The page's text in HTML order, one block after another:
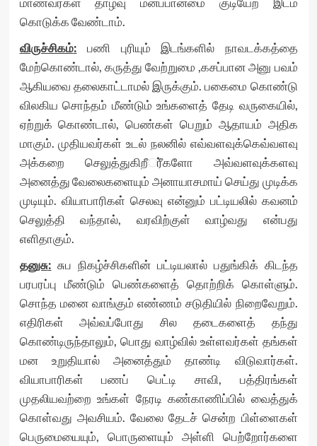
கொடுக்க வேண்டாம்.
விருச்சிகம்: பணி புரியும் இடங்களில் நாவடக்கத்தை
மேற்கொண்டால், கருத்து வேற்றுமை ,கசப்பான அனு பவம்
ஆகியவை தலைகாட்டாமல் இருக்கும். பகைமை கொண்டு
விலகிய சொந்தம் மீண்டும் உங்களைத் தேடி வருகையில்,
ஏற்றுக் கொண்டால், பெண்கள் பெறும் ஆதாயம் அதிக
மாகும். முதியவர்கள் உடல் நலனில் எவ்வளவுக்கெவ்வளவு
அக்கறை செலுத்துகிறீர்ீகளோ அவ்வளவுக்களவு
அனைத்து வேலைகளையும் அனாயாசமாய் செய்து முடிக்க
முடியும். வியாபாரிகள் செலவு என்னும் பட்டியலில் கவனம்
செலுத்தி வந்தால், வரவிற்குள் வாழ்வது என்பது
எளிதாகும்.
தனுசு: சுப நிகழ்ச்சிகளின் பட்டியலால் பதுங்கிக் கிடந்த
பரபரப்பு மீண்டும் பெண்களைத் தொற்றிக் கொள்ளும்.
சொந்த மனை வாங்கும் எண்ணம் சடுதியில் நிறைவேறும்.
எதிரிகள் அவ்வப்போது சில தடைகளைத் தந்து
கொண்டிருந்தாலும், பொது வாழ்வில் உள்ளவர்கள் தங்கள்
மன உறுதியால் அனைத்தும் தாண்டி விடுவார்கள்.
வியாபாரிகள் பணப் பெட்டி சாவி, பத்திரங்கள்
முதலியவற்றை உங்கள் நேரடி கண்காணிப்பில் வைத்துக்
கொள்வது அவசியம். வேலை தேடச் சென்ற பிள்ளைகள்
பெருமையையும், பொருளையும் அள்ளி பெற்றோர்களை